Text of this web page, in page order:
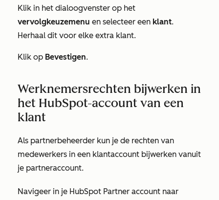
Klik in het dialoogvenster op het
vervolgkeuzemenu en selecteer een klant.
Herhaal dit voor elke extra klant.
Klik op Bevestigen.
Werknemersrechten bijwerken in
het HubSpot-account van een
klant
Als partnerbeheerder kun je de rechten van
medewerkers in een klantaccount bijwerken vanuit
je partneraccount.
Navigeer in je HubSpot Partner account naar